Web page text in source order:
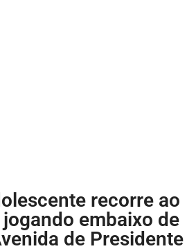
recorre ao
embaixo de
de Presidente